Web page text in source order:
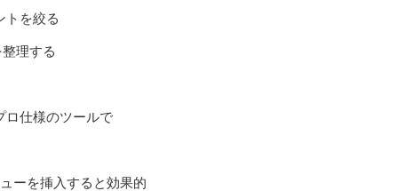
トを絞る
理する
ロ仕様のツールで
ーを挿入すると効果的